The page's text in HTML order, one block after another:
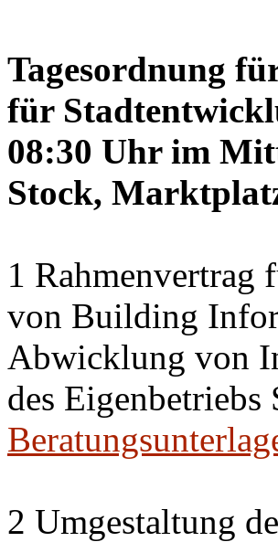
Tagesordnung
für
08:30 Uhr im
Stock,
1 Rahmenvertrag
von Building
Abwicklung von
des Eigenbetriebs
2 Umgestaltung